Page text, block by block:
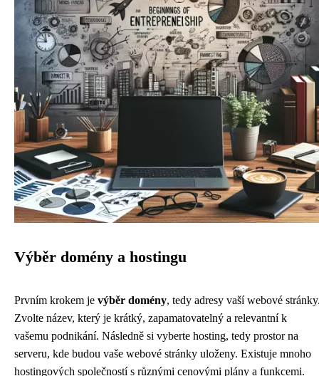
Výběr domény a hostingu
Prvním krokem je výběr domény, tedy adresy vaší webové
Zvolte název, který je krátký, zapamatovatelný a relevantní k
vašemu podnikání. Následně si vyberte hosting, tedy prostor na
serveru, kde budou vaše webové stránky uloženy. Existuje mnoho
hostingových společností s různými cenovými plány a funkcemi.